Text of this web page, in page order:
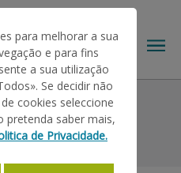
Histórico
de Crédito
para melhorar a sua
e para fins
a sua utilização
Se decidir não
cookies seleccione
pretenda saber mais,
de Privacidade.